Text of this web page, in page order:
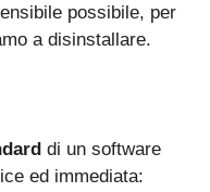
possibile, per
a disinstallare.
di un software
ed immediata: